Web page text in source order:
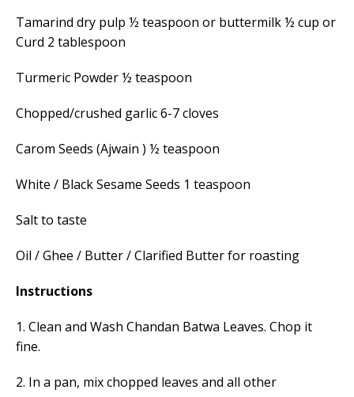
Tamarind dry pulp ½ teaspoon or buttermilk ½ cup or
Curd 2 tablespoon
Turmeric Powder ½ teaspoon
Chopped/crushed garlic 6-7 cloves
Carom Seeds (Ajwain ) ½ teaspoon
White / Black Sesame Seeds 1 teaspoon
Salt to taste
Oil / Ghee / Butter / Clarified Butter for roasting
Instructions
1. Clean and Wash Chandan Batwa Leaves. Chop it
fine.
2. In a pan, mix chopped leaves and all other